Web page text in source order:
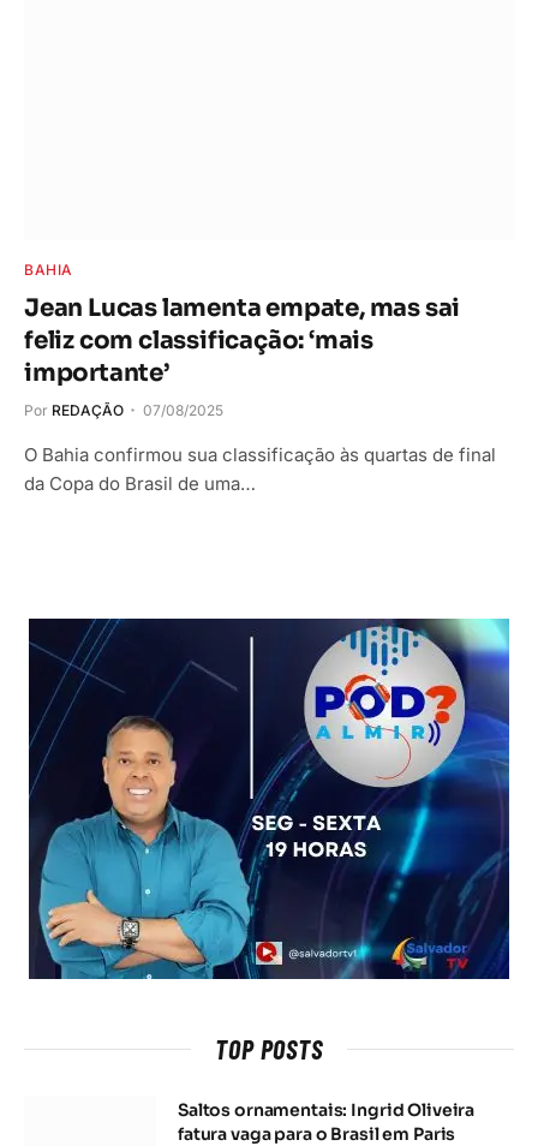
BAHIA
Jean Lucas lamenta empate, mas sai
feliz com classificação: ‘mais
importante’
Por REDAÇÃO 07/08/2025
O Bahia confirmou sua classificação às quartas de final
da Copa do Brasil de uma…
TOP POSTS
Saltos ornamentais: Ingrid Oliveira
fatura vaga para o Brasil em Paris